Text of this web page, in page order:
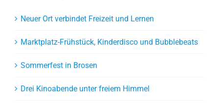
Neuer Ort verbindet Freizeit und Lernen
Marktplatz-Frühstück, Kinderdisco und Bubblebeats
Sommerfest in Brosen
Drei Kinoabende unter freiem Himmel